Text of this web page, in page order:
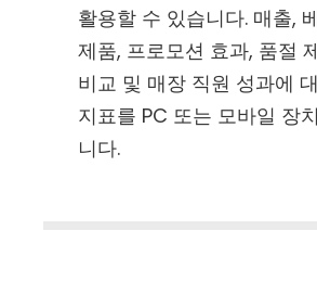
활용할 수 있습니다. 매출,
제품, 프로모션 효과, 품절
비교 및 매장 직원 성과에
지표를 PC 또는 모바일 장
니다.